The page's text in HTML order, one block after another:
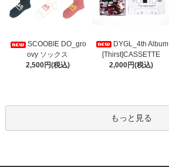
SCOOBIE DO_gro
ovy ソックス
2,500円(税込)
DYGL_4th Album
[Thirst]CASSETTE
2,000円(税込)
もっと見る